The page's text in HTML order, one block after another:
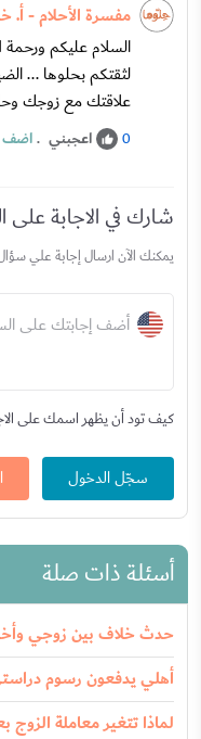
مفسرة الأحلام -
السلام عليكم ورحمة
لثقتكم بحلوها ...
علاقتك مع زوجك
0 اعجبني .اضف
شارك في الاجابة على
يمكنك الآن ارسال إجابة علي
أضف إجابتك على
كيف تود أن يظهر اسمك على
سجّل الدخول
أسئلة ذات صلة
حدث خلاف بين زوجي
أهلي يدفعون رسوم
لماذا تتغير معاملة الزوج